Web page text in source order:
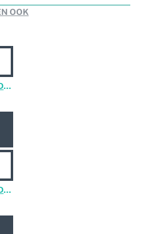
OOK
Arcadia Jungle Dawn LED Bar 470mm 22 Watt
Arcadia Jungle Dawn LED Bar 570mm 34 Watt